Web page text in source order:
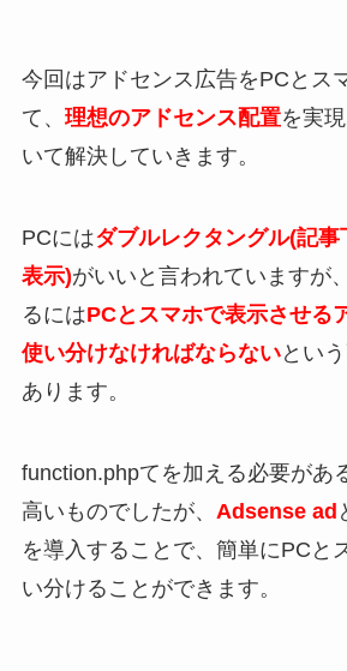
今回はアドセンス広告をPCとス
て、 理想のアドセンス配置を実
いて解決していきます。
PCにはダブルレクタングル(記
表示)がいいと言われていますが
るにはPCとスマホで表示させる
使い分けなければならないとい
あります。
function.phpてを加える必要があ
高いものでしたが、 Adsense ad
を導入することで、簡単にPCと
い分けることができます。